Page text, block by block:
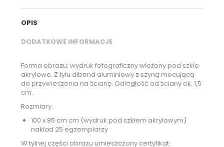
OPIS
DODATKOWE INFORMACJE
Forma obrazu: wydruk fotograficzny włożony pod szkło
akrylowe. Z tyłu dibond aluminiowy z szyną mocującą
do przywieszenia na ścianę. Odległość od ściany ok. 1,5
cm.
Rozmiary:
100 x 85 cm cm (wydruk pod szkłem akrylowym)
nakład 25 egzemplarzy
W tylnej części obrazu umieszczony certyfikat